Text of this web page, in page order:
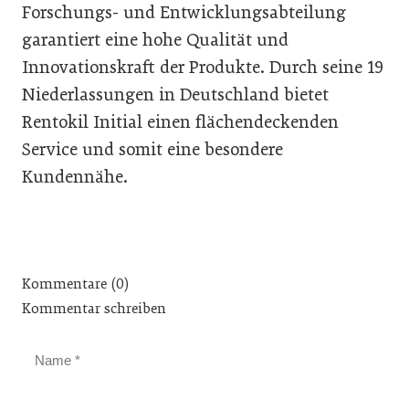
Forschungs- und Entwicklungsabteilung
garantiert eine hohe Qualität und
Innovationskraft der Produkte. Durch seine 19
Niederlassungen in Deutschland bietet
Rentokil Initial einen flächendeckenden
Service und somit eine besondere
Kundennähe.
Kommentare (0)
Kommentar schreiben